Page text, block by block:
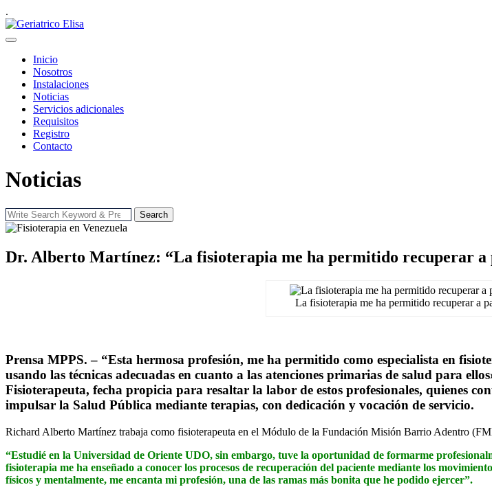
.
Inicio
Nosotros
Instalaciones
Noticias
Servicios adicionales
Requisitos
Registro
Contacto
Noticias
Search
Dr. Alberto Martínez: “La fisioterapia me ha permitido recuperar a
La fisioterapia me ha permitido recuperar a
Prensa MPPS. – “Esta hermosa profesión, me ha permitido como especialista en
usando las técnicas adecuadas en cuanto a las atenciones primarias de salud para
Fisioterapeuta, fecha propicia para resaltar la labor de estos profesionales, quienes
impulsar la Salud Pública mediante terapias, con dedicación y vocación de servicio.
Richard Alberto Martínez trabaja como fisioterapeuta en el Módulo de la Fundación Misión Barrio Adentro
“Estudié en la Universidad de Oriente UDO, sin embargo, tuve la oportunidad de formarme
fisioterapia me ha enseñado a conocer los procesos de recuperación del paciente mediante los
físicos y mentalmente, me encanta mi profesión, una de las ramas más bonita que he podido ejercer”.